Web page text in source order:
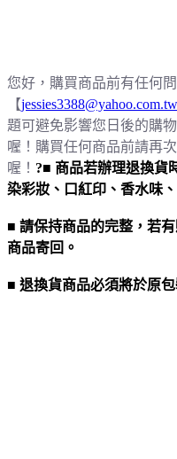
您好，購買商品前有任何
【jessies3388@yahoo.com.tw
題可避免影響您日後的購
喔！購買任何商品前請再
喔！ ?■ 商品若辦理退換貨
染彩妝、口紅印、香水味
■ 請保持商品的完整，若
商品寄回。
■ 退換貨商品必須將於原